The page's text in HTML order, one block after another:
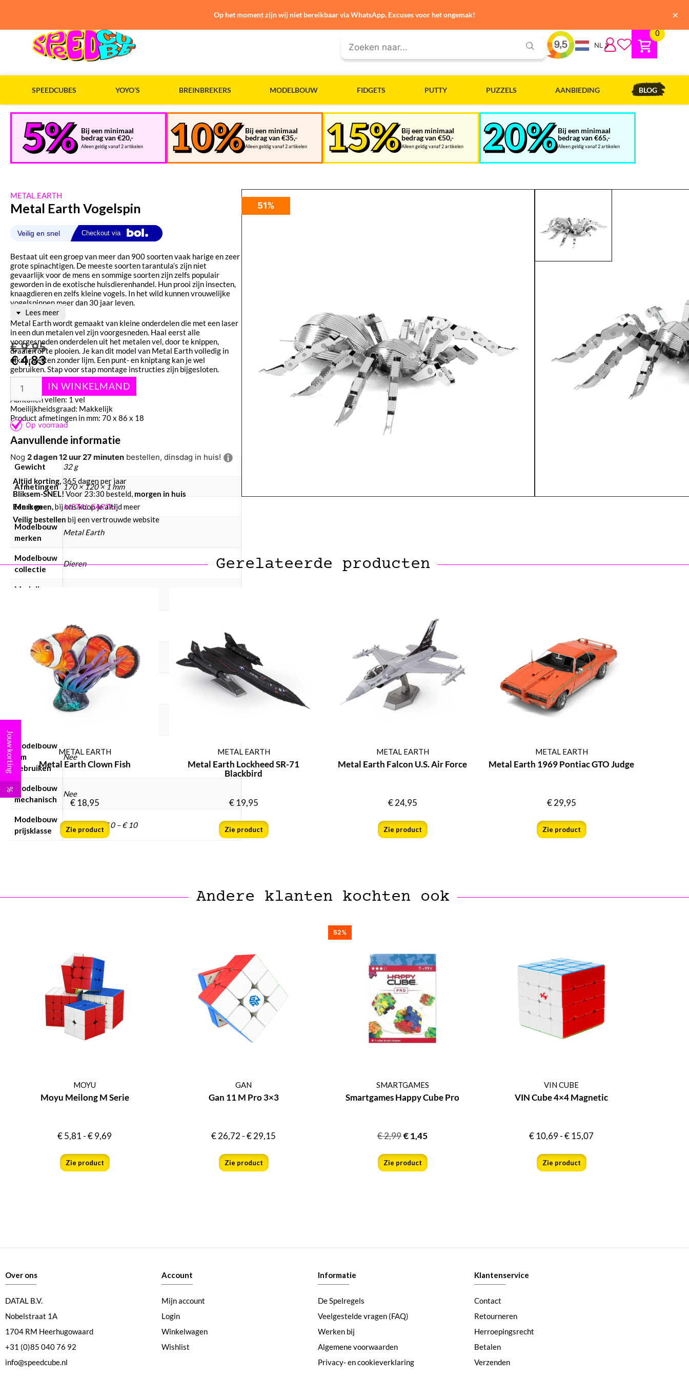
NL
0
SPEEDCUBES YOYO’S BREINBREKERS MODELBOUW FIDGETS PUTTY PUZZELS AANBIEDING BLOG
Bij een minimaal
bedrag van €20,-
Alleen geldig vanaf 2 artikelen
Bij een minimaal
bedrag van €35,-
Alleen geldig vanaf 2 artikelen
Bij een minimaal
bedrag van €50,-
Alleen geldig vanaf 2 artikelen
Bij een minimaal
bedrag van €65,-
Alleen geldig vanaf 2 artikelen
METAL EARTH
Metal Earth Vogelspin
Bestaat uit een groep van meer dan 900 soorten vaak harige en zeer
grote spinachtigen. De meeste soorten tarantula’s zijn niet
gevaarlijk voor de mens en sommige soorten zijn zelfs populair
geworden in de exotische huisdierenhandel. Hun prooi zijn insecten,
knaagdieren en zelfs kleine vogels. In het wild kunnen vrouwelijke
vogelspinnen meer dan 30 jaar leven.
Metal Earth wordt gemaakt van kleine onderdelen die met een laser
in een dun metalen vel zijn voorgesneden. Haal eerst alle
voorgesneden onderdelen uit het metalen vel, door te knippen,
draaien of te plooien. Je kan dit model van Metal Earth volledig in
elkaar zetten zonder lijm. Een punt- en kniptang kan je wel
gebruiken. Stap voor stap montage instructies zijn bijgesloten.
Instructie PDF: MMS072
Aantallen vellen: 1 vel
Moeilijkheidsgraad: Makkelijk
Product afmetingen in mm: 70 x 86 x 18
Aanvullende informatie
Gewicht 32 g
Afmetingen 170 × 120 × 1 mm
Merken METAL EARTH
Modelbouw
merken
Metal Earth
Modelbouw
collectie
Dieren
Modelbouw
Volwassenen
Modelbouw
dieren
Insecten
Modelbouw
Nee
Modelbouw
lijm
gebruiken
Nee
Modelbouw
mechanisch
Nee
Modelbouw
prijsklasse
Modelbouw € 0 – € 10
Lees meer
€9,95
€4,83
Nog2 dagen 12 uur 27 minutenbestellen, dinsdag in huis!
Altijd korting, 365 dagen per jaar
Bliksem-SNEL! Voor 23:30 besteld, morgen in huis
Eén is geen,bij ons koop je altijd meer
Veilig bestellenbij een vertrouwde website
51%
Gerelateerde producten
METAL EARTH
Metal Earth Clown Fish
€18,95
Zie product
METAL EARTH
Metal Earth Lockheed SR-71
Blackbird
€19,95
Zie product
METAL EARTH
Metal Earth Falcon U.S. Air Force
€24,95
Zie product
METAL EARTH
Metal Earth 1969 Pontiac GTO Judge
€29,95
Zie product
Andere klanten kochten ook
MOYU
Moyu Meilong M Serie
€5,81-€9,69
Zie product
GAN
Gan 11 M Pro 3×3
€26,72-€29,15
Zie product
52%
SMARTGAMES
Smartgames Happy Cube Pro
€2,99€1,45
Zie product
VIN CUBE
VIN Cube 4×4 Magnetic
€10,69-€15,07
Zie product
Over ons
DATAL B.V.
Nobelstraat 1A
1704 RM Heerhugowaard
+31 (0)85 040 76 92
info@speedcube.nl
Account
Mijn account
Login
Winkelwagen
Wishlist
Informatie
De Spelregels
Veelgestelde vragen (FAQ)
Werken bij
Algemene voorwaarden
Privacy- en cookieverklaring
Klantenservice
Contact
Retourneren
Herroepingsrecht
Betalen
Verzenden
Jouw korting
%
Op het moment zijn wij niet bereikbaar via WhatsApp. Excuses voor het ongemak! ×